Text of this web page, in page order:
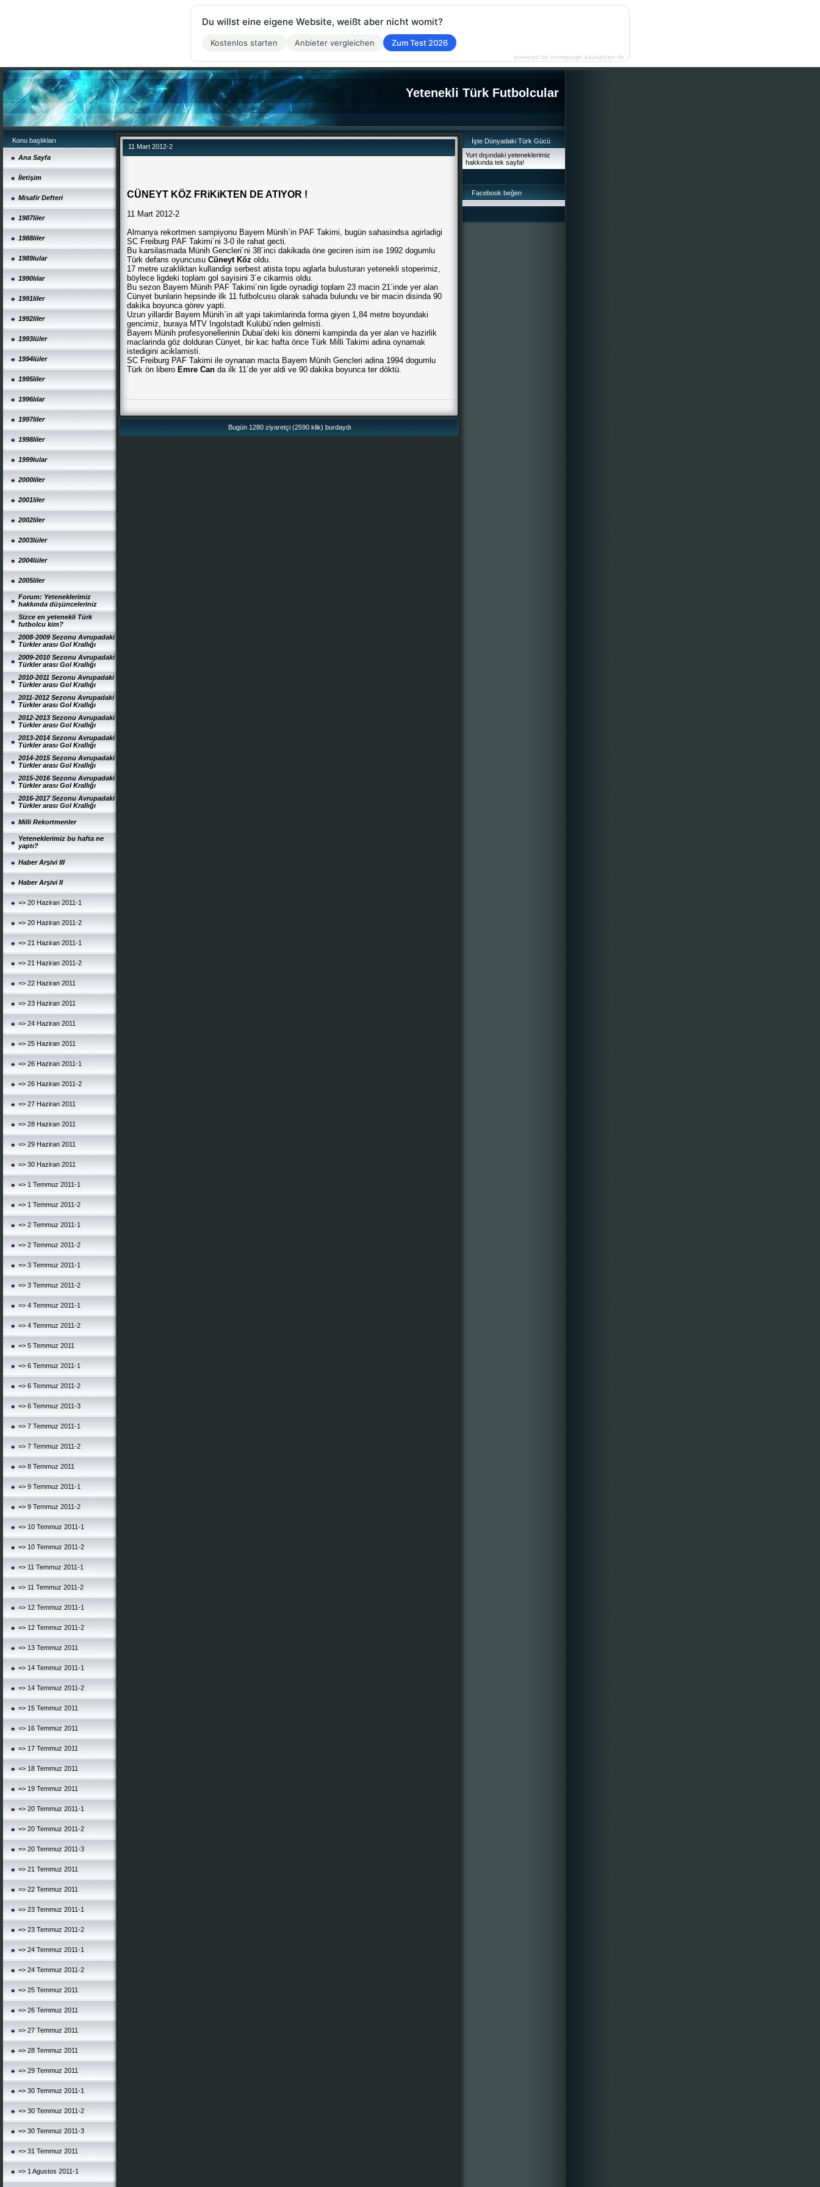
Yetenekli Türk Futbolcular
Konu başlıkları
Ana Sayfa
İletişim
Misafir Defteri
1987liler
1988liler
1989lular
1990lılar
1991liler
1992liler
1993lüler
1994lüler
1995liler
1996lılar
1997liler
1998liler
1999lular
2000liler
2001liler
2002liler
2003lüler
2004lüler
2005liler
Forum: Yeteneklerimiz
hakkında düşünceleriniz
Sizce en yetenekli Türk
futbolcu kim?
2008-2009 Sezonu Avrupadaki
Türkler arası Gol Krallığı
2009-2010 Sezonu Avrupadaki
Türkler arası Gol Krallığı
2010-2011 Sezonu Avrupadaki
Türkler arası Gol Krallığı
2011-2012 Sezonu Avrupadaki
Türkler arası Gol Krallığı
2012-2013 Sezonu Avrupadaki
Türkler arası Gol Krallığı
2013-2014 Sezonu Avrupadaki
Türkler arası Gol Krallığı
2014-2015 Sezonu Avrupadaki
Türkler arası Gol Krallığı
2015-2016 Sezonu Avrupadaki
Türkler arası Gol Krallığı
2016-2017 Sezonu Avrupadaki
Türkler arası Gol Krallığı
Milli Rekortmenler
Yeteneklerimiz bu hafta ne
yaptı?
Haber Arşivi III
Haber Arşivi II
=> 20 Haziran 2011-1
=> 20 Haziran 2011-2
=> 21 Haziran 2011-1
=> 21 Haziran 2011-2
=> 22 Haziran 2011
=> 23 Haziran 2011
=> 24 Haziran 2011
=> 25 Haziran 2011
=> 26 Haziran 2011-1
=> 26 Haziran 2011-2
=> 27 Haziran 2011
=> 28 Haziran 2011
=> 29 Haziran 2011
=> 30 Haziran 2011
=> 1 Temmuz 2011-1
=> 1 Temmuz 2011-2
=> 2 Temmuz 2011-1
=> 2 Temmuz 2011-2
=> 3 Temmuz 2011-1
=> 3 Temmuz 2011-2
=> 4 Temmuz 2011-1
=> 4 Temmuz 2011-2
=> 5 Temmuz 2011
=> 6 Temmuz 2011-1
=> 6 Temmuz 2011-2
=> 6 Temmuz 2011-3
=> 7 Temmuz 2011-1
=> 7 Temmuz 2011-2
=> 8 Temmuz 2011
=> 9 Temmuz 2011-1
=> 9 Temmuz 2011-2
=> 10 Temmuz 2011-1
=> 10 Temmuz 2011-2
=> 11 Temmuz 2011-1
=> 11 Temmuz 2011-2
=> 12 Temmuz 2011-1
=> 12 Temmuz 2011-2
=> 13 Temmuz 2011
=> 14 Temmuz 2011-1
=> 14 Temmuz 2011-2
=> 15 Temmuz 2011
=> 16 Temmuz 2011
=> 17 Temmuz 2011
=> 18 Temmuz 2011
=> 19 Temmuz 2011
=> 20 Temmuz 2011-1
=> 20 Temmuz 2011-2
=> 20 Temmuz 2011-3
=> 21 Temmuz 2011
=> 22 Temmuz 2011
=> 23 Temmuz 2011-1
=> 23 Temmuz 2011-2
=> 24 Temmuz 2011-1
=> 24 Temmuz 2011-2
=> 25 Temmuz 2011
=> 26 Temmuz 2011
=> 27 Temmuz 2011
=> 28 Temmuz 2011
=> 29 Temmuz 2011
=> 30 Temmuz 2011-1
=> 30 Temmuz 2011-2
=> 30 Temmuz 2011-3
=> 31 Temmuz 2011
=> 1 Agustos 2011-1
11 Mart 2012-2
CÜNEYT KÖZ FRiKiKTEN DE ATIYOR !
11 Mart 2012-2
Almanya rekortmen sampiyonu Bayern Münih´in PAF Takimi, bugün sahasindsa agirladigi
SC Freiburg PAF Takimi´ni 3-0 ile rahat gecti.
Bu karsilasmada Münih Gencleri´ni 38´inci dakikada öne geciren isim ise 1992 dogumlu
Türk defans oyuncusu Cüneyt Köz oldu.
17 metre uzakliktan kullandigi serbest atista topu aglarla bulusturan yetenekli stoperimiz,
böylece ligdeki toplam gol sayisini 3´e cikarmis oldu.
Bu sezon Bayern Münih PAF Takimi´nin ligde oynadigi toplam 23 macin 21´inde yer alan
Cünyet bunlarin hepsinde ilk 11 futbolcusu olarak sahada bulundu ve bir macin disinda 90
dakika boyunca görev yapti.
Uzun yillardir Bayern Münih´in alt yapi takimlarinda forma giyen 1,84 metre boyundaki
gencimiz, buraya MTV Ingolstadt Kulübü´nden gelmisti.
Bayern Münih profesyonellerinin Dubai´deki kis dönemi kampinda da yer alan ve hazirlik
maclarinda göz dolduran Cünyet, bir kac hafta önce Türk Milli Takimi adina oynamak
istedigini aciklamisti.
SC Freiburg PAF Takimi ile oynanan macta Bayern Münih Gencleri adina 1994 dogumlu
Türk ön libero Emre Can da ilk 11´de yer aldi ve 90 dakika boyunca ter döktü.
Bugün 1280 ziyaretçi (2590 klik) burdaydı
İşte Dünyadaki Türk Gücü
Yurt dışındaki yeteneklerimiz
hakkında tek sayfa!
Facebook beğen
Du willst eine eigene Website, weißt aber nicht womit?
Kostenlos starten Anbieter vergleichen Zum Test 2026
powered by homepage-baukasten.de